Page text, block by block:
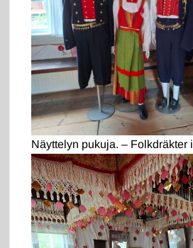
Näyttelyn pukuja. – Folkdräkter